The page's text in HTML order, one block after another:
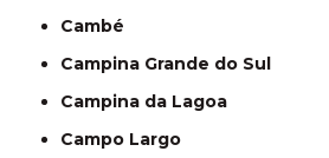
Cambé
Campina Grande do Sul
Campina da Lagoa
Campo Largo